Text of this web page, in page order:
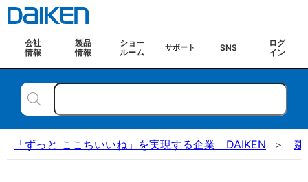
会社
情報
製品
情報
ショー
ルーム
サポート SNS
ログ
イン
「ずっと ここちいいね」を実現する企業 DAIKEN 建